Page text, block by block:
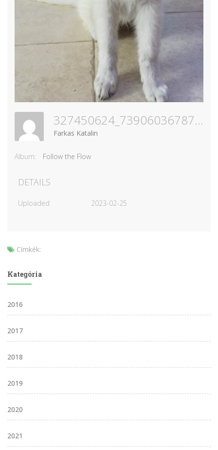
327450624_739060367871854_4208175285853407166_n
Farkas Katalin
Album: Follow the Flow
DETAILS
Uploaded 2023-02-25
Címkék:
Kategória
2016
2017
2018
2019
2020
2021